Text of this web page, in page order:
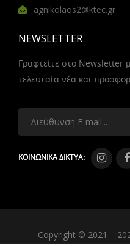
agnikolaos2@ktec.gr
NEWSLETTER
Γραφτείτε στο Newsletter
τελευταία νέα και
ΚΟΙΝΩΝΙΚΑ ΔΙΚΤΥΑ:
Copyright © 2021 –